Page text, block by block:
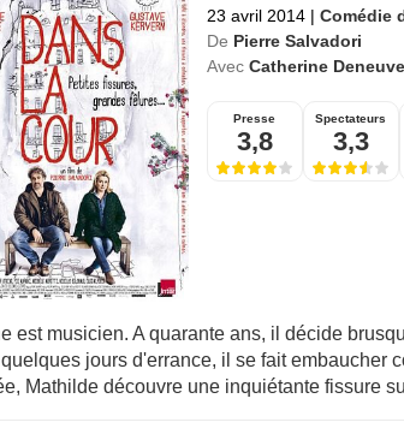
23 avril 2014 | Comédie
De Pierre Salvadori
Avec Catherine Deneuve
Presse
3,8
Spectateurs
3,3
est musicien. A quarante ans, il décide
jours d'errance, il se fait embaucher
Mathilde découvre une inquiétante fissure